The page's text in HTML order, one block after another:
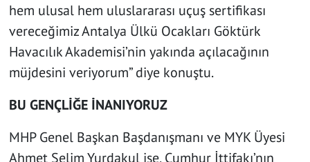
hem ulusal hem uluslararası uçuş sertifikası
vereceğimiz Antalya Ülkü Ocakları Göktürk
Havacılık Akademisi’nin yakında açılacağının
müjdesini veriyorum” diye konuştu.
BU GENÇLİĞE İNANIYORUZ
MHP Genel Başkan Başdanışmanı ve MYK Üyesi
Ahmet Selim Yurdakul ise, Cumhur İttifakı’nın